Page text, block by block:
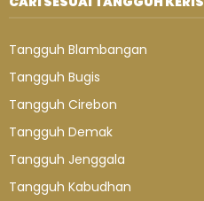
Tangguh Blambangan
Tangguh Bugis
Tangguh Cirebon
Tangguh Demak
Tangguh Jenggala
Tangguh Kabudhan